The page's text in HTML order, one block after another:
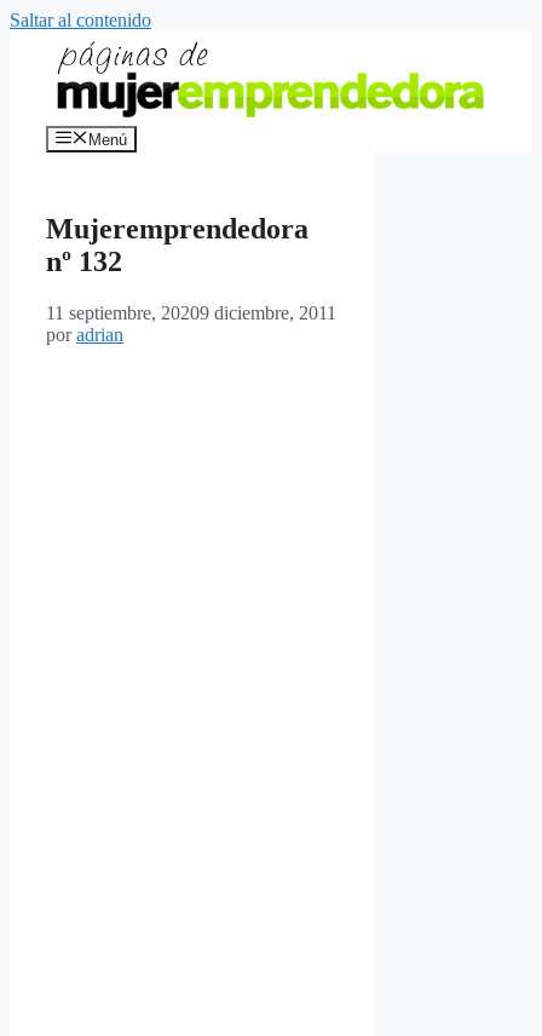
Saltar al contenido
Menú
Mujeremprendedora
nº 132
11 septiembre, 20209 diciembre, 2011
poradrian